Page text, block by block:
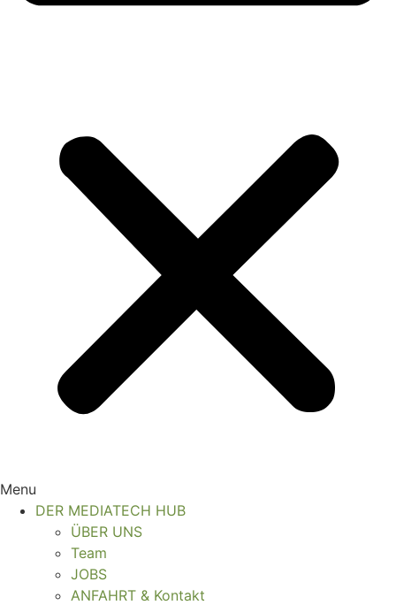
Menu
DER MEDIATECH HUB
ÜBER UNS
Team
JOBS
ANFAHRT & Kontakt